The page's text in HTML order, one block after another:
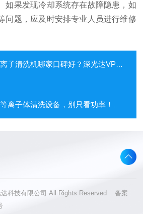
如果发现冷却系统存在故障隐患，如
问题，应及时安排专业人员进行维修
机哪家口碑好？深光达VPS-RF160参数详解与用户长期运行反馈
清洗设备，别只看功率！这三个参数选错了，样品表面越洗越脏
达科技有限公司 All Rights Reserved 备案